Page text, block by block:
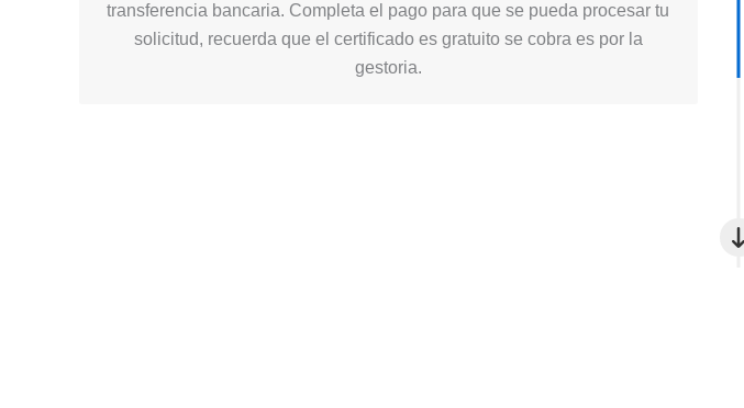
transferencia bancaria. Completa el pago para que se pueda procesar tu
solicitud, recuerda que el certificado es gratuito se cobra es por la
gestoria.